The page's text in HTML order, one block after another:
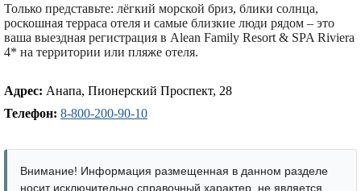
Только представьте: лёгкий морской бриз, блики солнца,
роскошная терраса отеля и самые близкие люди рядом – это
ваша выездная регистрация в Alean Family Resort & SPA Riviera
4* на территории или пляже отеля.
Адрес: Анапа, Пионерский Проспект, 28
Телефон: 8-800-200-90-10
Внимание! Информация размещенная в данном разделе
носит исключительно справочный характер, не является